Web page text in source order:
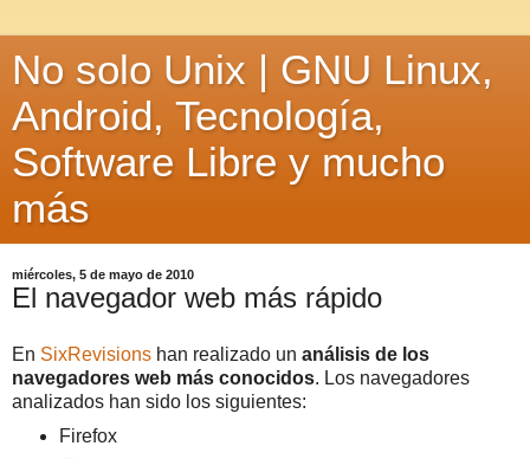
No solo Unix | GNU Linux,
Android, Tecnología,
Software Libre y mucho
más
miércoles, 5 de mayo de 2010
El navegador web más rápido
En SixRevisions han realizado un análisis de los
navegadores web más conocidos. Los navegadores
analizados han sido los siguientes:
Firefox